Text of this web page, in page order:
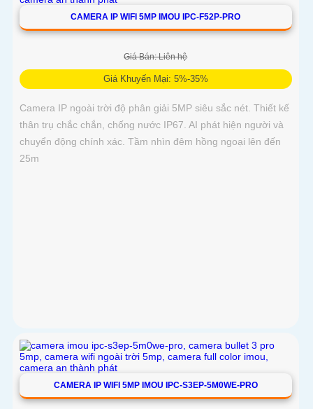
CAMERA IP WIFI 5MP IMOU IPC-F52P-PRO
Giá Bán: Liên hệ
Giá Khuyến Mại: 5%-35%
Camera IP ngoài trời độ phân giải 5MP siêu sắc nét. Thiết kế
thân trụ chắc chắn, chống nước IP67. AI phát hiện người và
chuyển động chính xác. Tầm nhìn đêm hồng ngoại lên đến
25m
CAMERA IP WIFI 5MP IMOU IPC-S3EP-5M0WE-PRO